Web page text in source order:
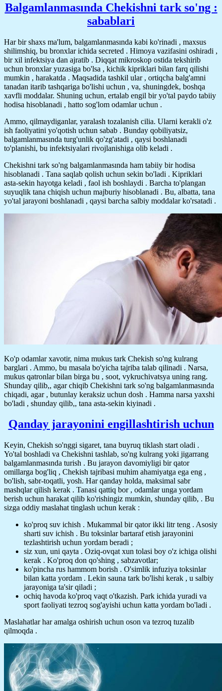
Balgamlanmasında Chekishni tark so'ng :
sabablari
Har bir shaxs ma'lum, balgamlanmasında kabi ko'rinadi , maxsus
shilimshiq, bu bronxlar ichida secreted . Himoya vazifasini oshiradi ,
bir xil infektsiya dan ajratib . Diqqat mikroskop ostida tekshirib
uchun bronxlar yuzasiga bo'lsa , kichik kipriklari bilan farq qilishi
mumkin , harakatda . Maqsadida tashkil ular , ortiqcha balg'amni
tanadan itarib tashqariga bo'lishi uchun , va, shuningdek, boshqa
xavfli moddalar. Shuning uchun, ertalab engil bir yo'tal paydo tabiiy
hodisa hisoblanadi , hatto sog'lom odamlar uchun .
Ammo, qilmaydiganlar, yaralash tozalanish cilia. Ularni kerakli o'z
ish faoliyatini yo'qotish uchun sabab . Bunday qobiliyatsiz,
balgamlanmasında turg'unlik qo'zg'atadi , qaysi boshlanadi
to'planishi, bu infektsiyalari rivojlanishiga olib keladi .
Chekishni tark so'ng balgamlanmasında ham tabiiy bir hodisa
hisoblanadi . Tana saqlab qolish uchun sekin bo'ladi . Kipriklari
asta-sekin hayotga keladi , faol ish boshlaydi . Barcha to'plangan
suyuqlik tana chiqish uchun majburiy hisoblanadi . Bu, albatta, tana
yo'tal jarayoni boshlanadi , qaysi barcha salbiy moddalar ko'rsatadi .
Ko'p odamlar xavotir, nima mukus tark Chekish so'ng kulrang
barglari . Ammo, bu masala bo'yicha tajriba talab qilinadi . Narsa,
mukus qatronlar bilan birga bu , soot, vykruchivatsya uning rang.
Shunday qilib,, agar chiqib Chekishni tark so'ng balgamlanmasında
chiqadi, agar , butunlay keraksiz uchun dosh . Hamma narsa yaxshi
bo'ladi , shunday qilib,, tana asta-sekin kiyinadi .
Qanday jarayonini engillashtirish uchun
Keyin, Chekish so'nggi sigaret, tana buyruq tiklash start oladi .
Yo'tal boshladi va Chekishni tashlab, so'ng kulrang yoki jigarrang
balgamlanmasında turish . Bu jarayon davomiyligi bir qator
omillarga bog'liq , Chekish tajribasi muhim ahamiyatga ega eng ,
bo'lish, sabr-toqatli, yosh. Har qanday holda, maksimal sabr
mashqlar qilish kerak . Tanasi qattiq bor , odamlar unga yordam
berish uchun harakat qilib ko'rishingiz mumkin, shunday qilib, . Bu
sizga oddiy maslahat tinglash uchun kerak :
ko'proq suv ichish . Mukammal bir qator ikki litr teng . Asosiy
sharti suv ichish . Bu toksinlar bartaraf etish jarayonini
tezlashtirish uchun yordam beradi ;
siz xun, uni qayta . Oziq-ovqat xun tolasi boy o'z ichiga olishi
kerak . Ko'proq don qo'shing , sabzavotlar;
ko'pincha rus hammom borish . O'simlik infuziya toksinlar
bilan katta yordam . Lekin sauna tark bo'lishi kerak , u salbiy
jarayoniga ta'sir qiladi ;
ochiq havoda ko'proq vaqt o'tkazish. Park ichida yuradi va
sport faoliyati tezroq sog'ayishi uchun katta yordam bo'ladi .
Maslahatlar har amalga oshirish uchun oson va tezroq tuzalib
qilmoqda .